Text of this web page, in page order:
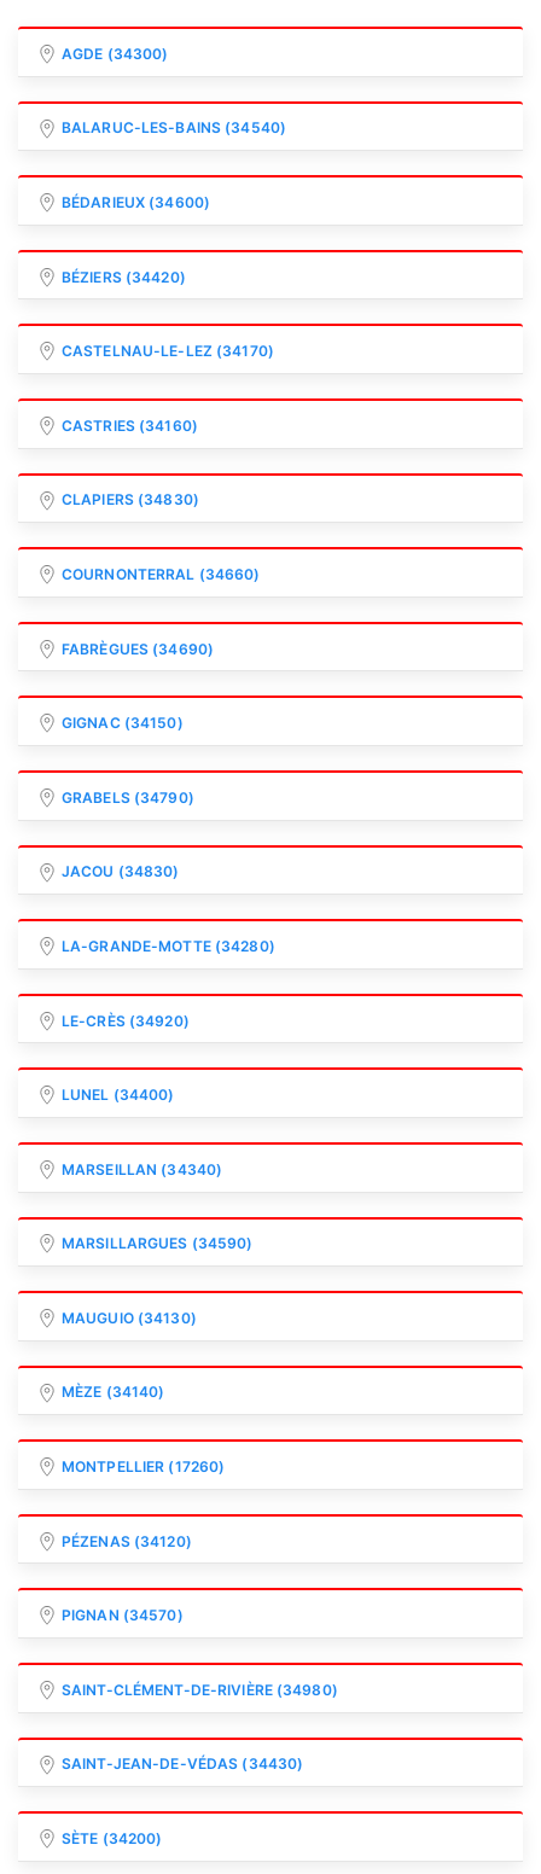
AGDE (34300)
BALARUC-LES-BAINS (34540)
BÉDARIEUX (34600)
BÉZIERS (34420)
CASTELNAU-LE-LEZ (34170)
CASTRIES (34160)
CLAPIERS (34830)
COURNONTERRAL (34660)
FABRÈGUES (34690)
GIGNAC (34150)
GRABELS (34790)
JACOU (34830)
LA-GRANDE-MOTTE (34280)
LE-CRÈS (34920)
LUNEL (34400)
MARSEILLAN (34340)
MARSILLARGUES (34590)
MAUGUIO (34130)
MÈZE (34140)
MONTPELLIER (17260)
PÉZENAS (34120)
PIGNAN (34570)
SAINT-CLÉMENT-DE-RIVIÈRE (34980)
SAINT-JEAN-DE-VÉDAS (34430)
SÈTE (34200)